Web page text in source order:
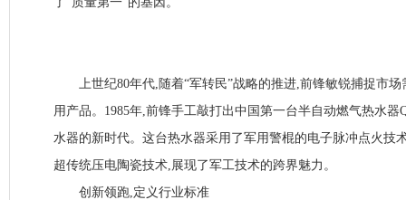
上世纪80年代,随着“军转民”战略的推进,前锋敏锐捕捉市场
用产品。1985年,前锋手工敲打出中国第一台半自动燃气热水器
水器的新时代。这台热水器采用了军用警棍的电子脉冲点火技
超传统压电陶瓷技术,展现了军工技术的跨界魅力。
创新领跑,定义行业标准